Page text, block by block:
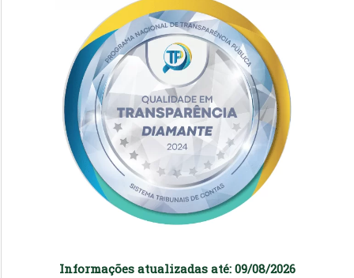
Informações atualizadas até: 09/08/2026